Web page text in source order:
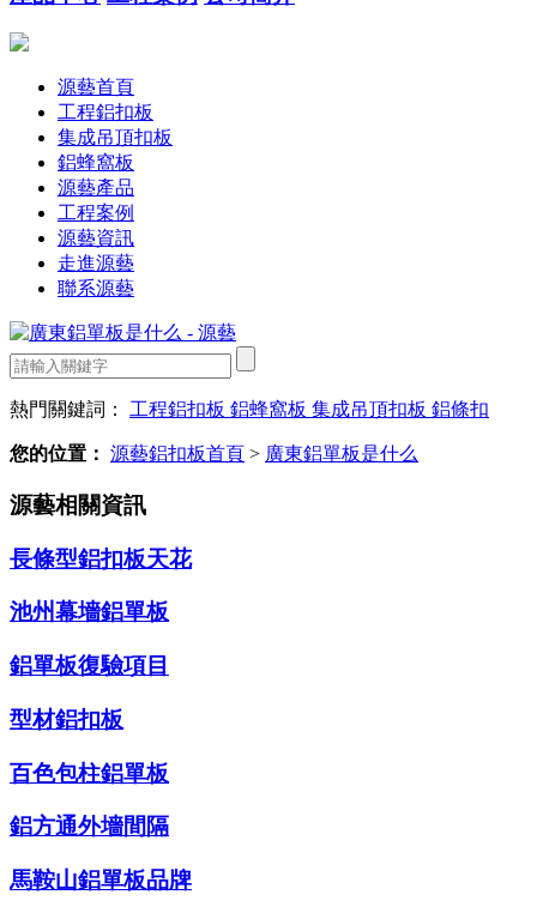
源藝首頁
工程鋁扣板
集成吊頂扣板
鋁蜂窩板
源藝產品
工程案例
源藝資訊
走進源藝
聯系源藝
熱門關鍵詞： 工程鋁扣板 鋁蜂窩板 集成吊頂扣板 鋁條扣
您的位置： 源藝鋁扣板首頁 > 廣東鋁單板是什么
源藝相關資訊
長條型鋁扣板天花
池州幕墻鋁單板
鋁單板復驗項目
型材鋁扣板
百色包柱鋁單板
鋁方通外墻間隔
馬鞍山鋁單板品牌